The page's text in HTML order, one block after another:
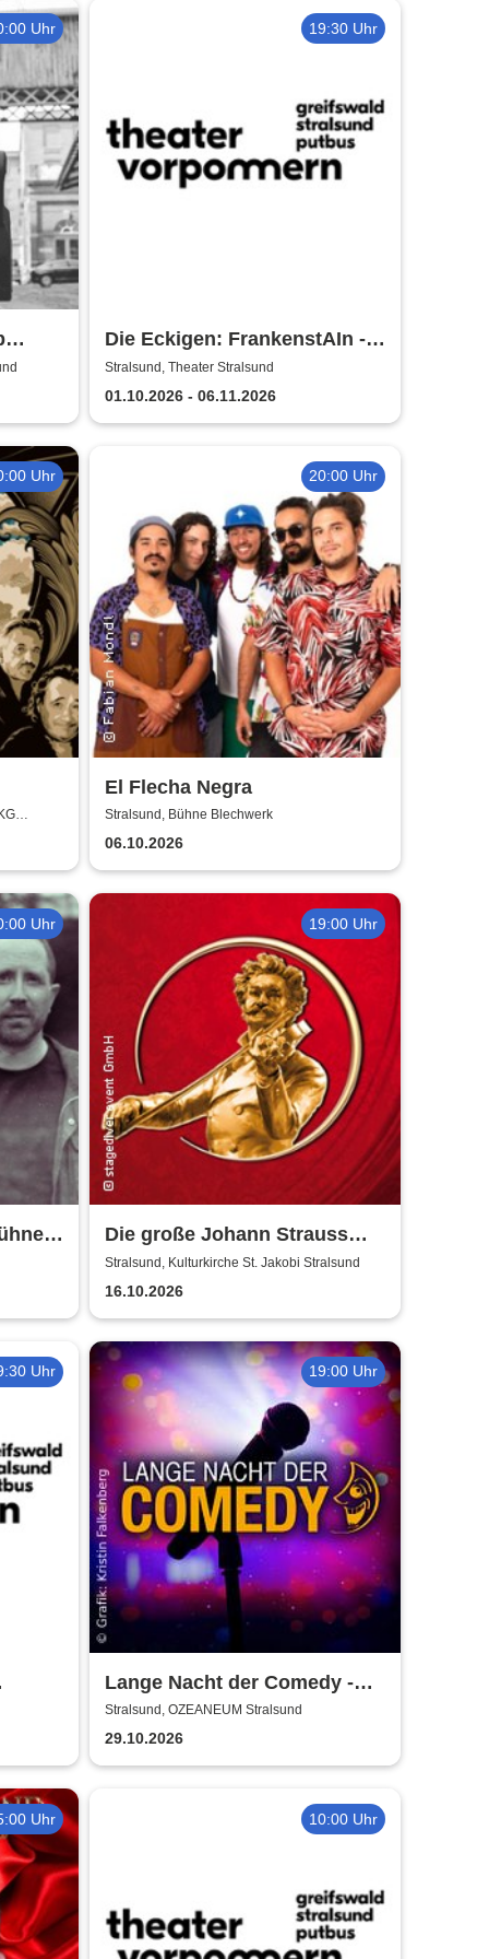
Uhr 19:30 Uhr
Die Eckigen: FrankenstAIn -
Theater Vorpommern
Stralsund, Theater Stralsund
01.10.2026 - 06.11.2026
Uhr 20:00 Uhr
El Flecha Negra
Stralsund, Bühne Blechwerk
06.10.2026
Uhr 19:00 Uhr
Die große Johann Strauss
Revue
Stralsund, Kulturkirche St. Jakobi Stralsund
16.10.2026
Uhr 19:00 Uhr
Lange Nacht der Comedy -
Die Stadt lacht
Stralsund, OZEANEUM Stralsund
29.10.2026
Uhr 10:00 Uhr